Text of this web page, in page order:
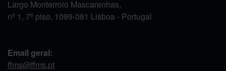
Largo Monterroio Mascarenhas,
nº 1, 7º piso, 1099-081 Lisboa - Portugal
Email geral:
ffms@ffms.pt